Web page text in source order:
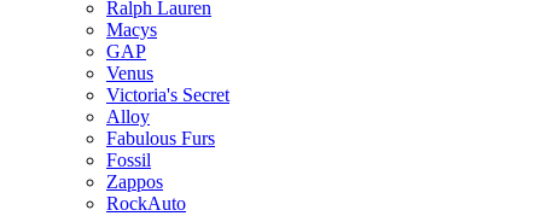
Ralph Lauren
Macys
GAP
Venus
Victoria's Secret
Alloy
Fabulous Furs
Fossil
Zappos
RockAuto